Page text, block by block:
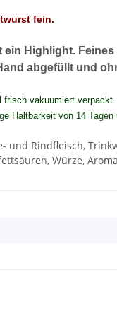
fein.
ein Highlight.
abgefüllt und
frisch vakuumiert verpackt.
Haltbarkeit von 14
und Rindfleisch,
Würze, Aroma